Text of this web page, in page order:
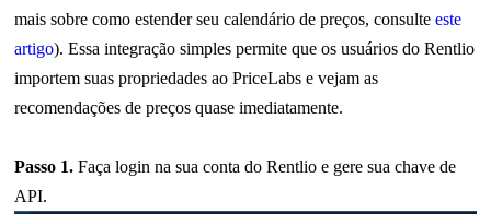
mais sobre como estender seu calendário de preços, consulte este
artigo). Essa integração simples permite que os usuários do Rentlio
importem suas propriedades ao PriceLabs e vejam as
recomendações de preços quase imediatamente.
Passo 1. Faça login na sua conta do Rentlio e gere sua chave de
API.